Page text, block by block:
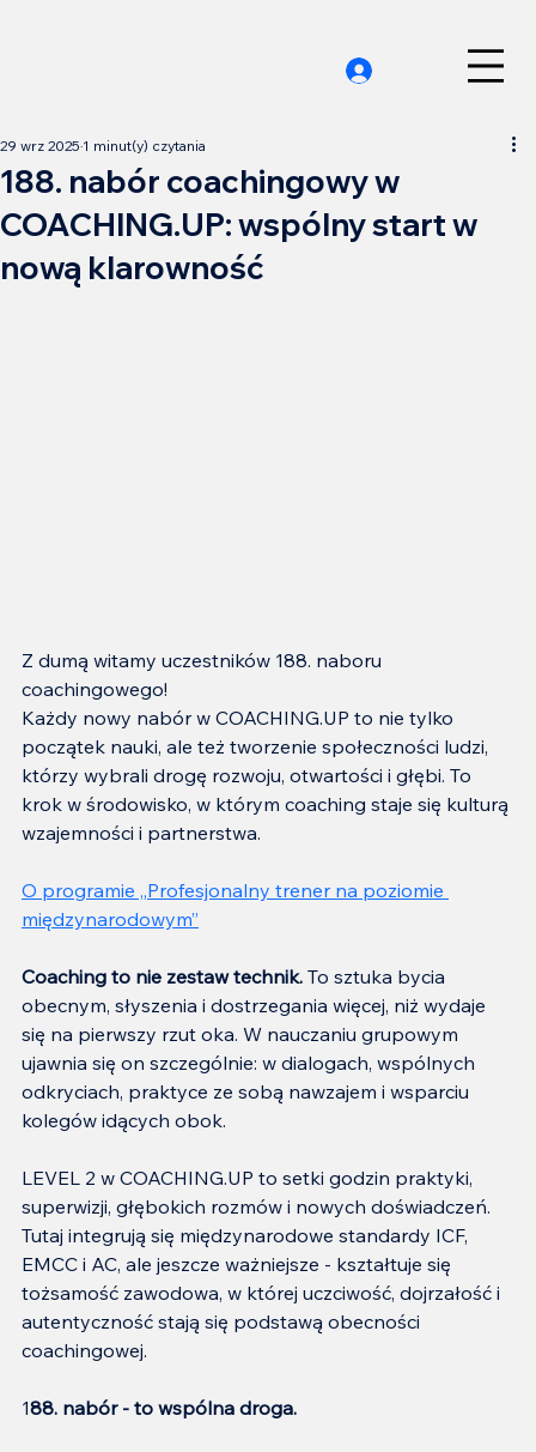
188. nabór coachingowy w
COACHING.UP: wspólny start w
nową klarowność
29 wrz 2025 1 minut(y) czytania
Z dumą witamy uczestników 188. naboru
coachingowego!
Każdy nowy nabór w COACHING.UP to nie tylko
początek nauki, ale też tworzenie społeczności ludzi,
którzy wybrali drogę rozwoju, otwartości i głębi. To
krok w środowisko, w którym coaching staje się kulturą
wzajemności i partnerstwa.
O programie „Profesjonalny trener na poziomie
międzynarodowym”
Coaching to nie zestaw technik. To sztuka bycia
obecnym, słyszenia i dostrzegania więcej, niż wydaje
się na pierwszy rzut oka. W nauczaniu grupowym
ujawnia się on szczególnie: w dialogach, wspólnych
odkryciach, praktyce ze sobą nawzajem i wsparciu
kolegów idących obok.
LEVEL 2 w COACHING.UP to setki godzin praktyki,
superwizji, głębokich rozmów i nowych doświadczeń.
Tutaj integrują się międzynarodowe standardy ICF,
EMCC i AC, ale jeszcze ważniejsze - kształtuje się
tożsamość zawodowa, w której uczciwość, dojrzałość i
autentyczność stają się podstawą obecności
coachingowej.
188. nabór - to wspólna droga.